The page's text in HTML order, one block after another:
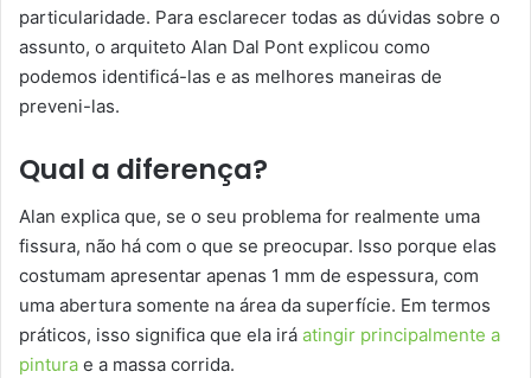
particularidade. Para esclarecer todas as dúvidas sobre o
assunto, o arquiteto Alan Dal Pont explicou como
podemos identificá-las e as melhores maneiras de
preveni-las.
Qual a diferença?
Alan explica que, se o seu problema for realmente uma
fissura, não há com o que se preocupar. Isso porque elas
costumam apresentar apenas 1 mm de espessura, com
uma abertura somente na área da superfície. Em termos
práticos, isso significa que ela irá atingir principalmente a
pintura e a massa corrida.